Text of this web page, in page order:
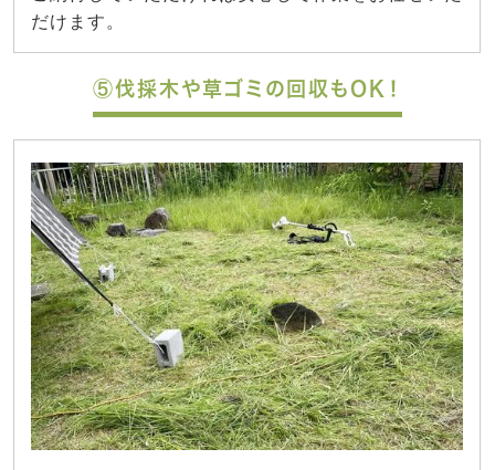
だけます。
⑤伐採木や草ゴミの回収もOK！